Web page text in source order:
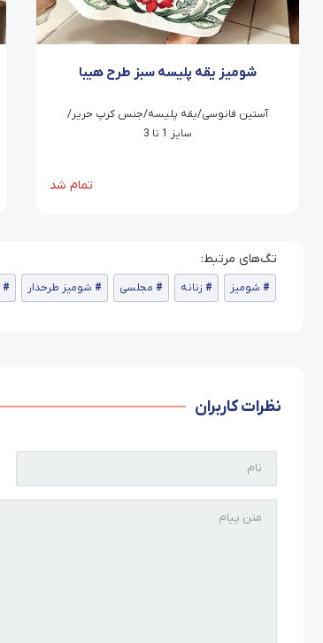
شومیز یقه پلیسه سبز طرح هیبا
آستین فانوسی/یقه پلیسه/جنس کرپ حریر/
سایز 1 تا 3
تمام شد
شومیز زنانه مجلسی شومیز طرحدار
نظرات کاربران